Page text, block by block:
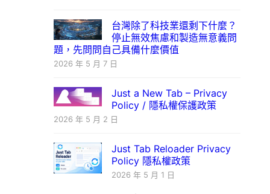
台灣除了科技業還剩下什麼？
停止無效焦慮和製造無意義問
題，先問問自己具備什麼價值
2026 年 5 月 7 日
Just a New Tab – Privacy
Policy / 隱私權保護政策
2026 年 5 月 2 日
Just Tab Reloader Privacy
Policy 隱私權政策
2026 年 5 月 1 日